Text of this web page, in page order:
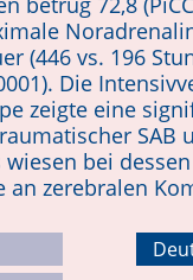
(446 vs. 196
Die
zeigte eine
wiesen bei
an zerebralen